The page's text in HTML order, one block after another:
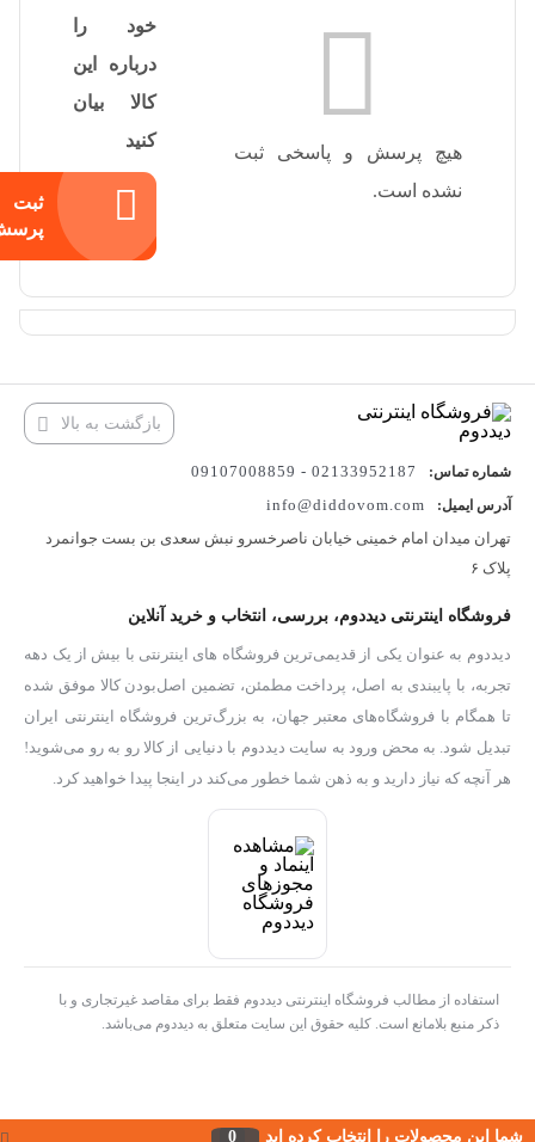
هیچ پرسش و پاسخی ثبت
نشده است.
خود را
درباره این
کالا بیان
کنید
ثبت
بازگشت به بالا
شماره تماس: 02133952187 - 09107008859
آدرس ایمیل:
info@diddovom.com
تهران میدان امام خمینی خیابان ناصرخسرو نبش سعدی بن بست جوانمرد
پلاک ۶
فروشگاه اینترنتی دیددوم، بررسی، انتخاب و خرید آنلاین
دیددوم به عنوان یکی از قدیمی‌ترین فروشگاه های اینترنتی با بیش از یک دهه
تجربه، با پایبندی به اصل، پرداخت مطمئن، تضمین اصل‌بودن کالا موفق شده
تا همگام با فروشگاه‌های معتبر جهان، به بزرگ‌ترین فروشگاه اینترنتی ایران
تبدیل شود. به محض ورود به سایت دیددوم با دنیایی از کالا رو به رو می‌شوید!
هر آنچه که نیاز دارید و به ذهن شما خطور می‌کند در اینجا پیدا خواهید کرد.
استفاده از مطالب فروشگاه اینترنتی دیددوم فقط برای مقاصد غیرتجاری و با
ذکر منبع بلامانع است. کلیه حقوق این سایت متعلق به دیددوم می‌باشد.
شما این محصولات را انتخاب کرده اید 0